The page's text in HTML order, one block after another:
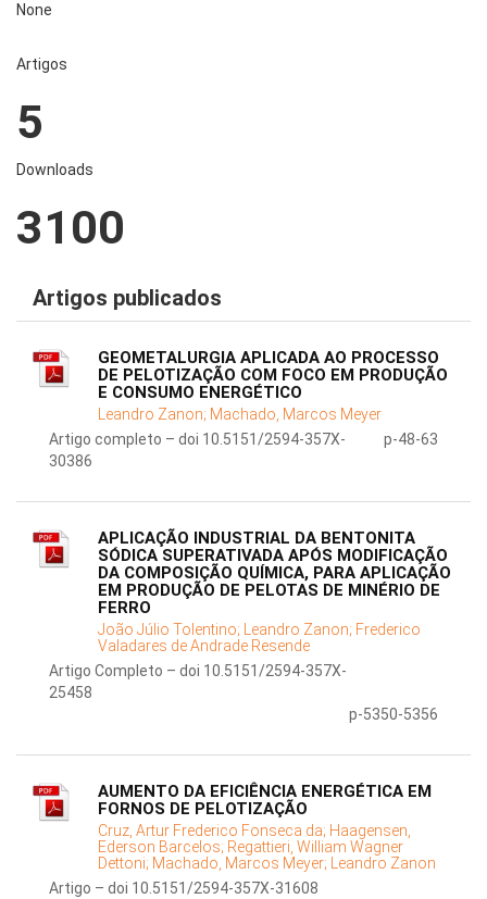
None
Artigos
5
Downloads
3100
Artigos publicados
GEOMETALURGIA APLICADA AO PROCESSO
DE PELOTIZAÇÃO COM FOCO EM PRODUÇÃO
E CONSUMO ENERGÉTICO
Leandro Zanon; Machado, Marcos Meyer
Artigo completo – doi 10.5151/2594-357X-
30386
p-48-63
APLICAÇÃO INDUSTRIAL DA BENTONITA
SÓDICA SUPERATIVADA APÓS MODIFICAÇÃO
DA COMPOSIÇÃO QUÍMICA, PARA APLICAÇÃO
EM PRODUÇÃO DE PELOTAS DE MINÉRIO DE
FERRO
João Júlio Tolentino; Leandro Zanon; Frederico
Valadares de Andrade Resende
Artigo Completo – doi 10.5151/2594-357X-
25458
p-5350-5356
AUMENTO DA EFICIÊNCIA ENERGÉTICA EM
FORNOS DE PELOTIZAÇÃO
Cruz, Artur Frederico Fonseca da; Haagensen,
Ederson Barcelos; Regattieri, William Wagner
Dettoni; Machado, Marcos Meyer; Leandro Zanon
Artigo – doi 10.5151/2594-357X-31608